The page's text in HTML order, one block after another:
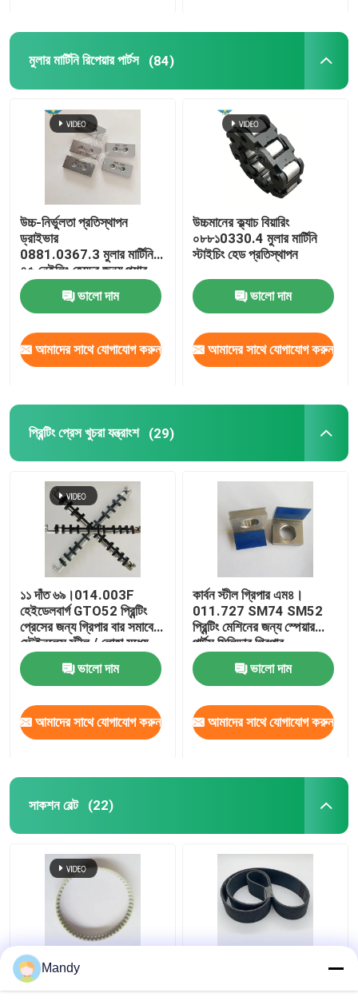
মুলার মার্টিনি রিপেয়ার পার্টস (84)
উচ্চ-নির্ভুলতা প্রতিস্থাপন
ড্রাইভার
0881.0367.3 মুলার মার্টিনি
৭৫ নেইলিং হেডের জন্য পুশার
ভালো দাম
আমাদের সাথে যোগাযোগ করুন
উচ্চমানের ক্ল্যাচ বিয়ারিং
০৮৮১0330.4 মুলার মার্টিনি
স্টাইচিং হেড প্রতিস্থাপন
ভালো দাম
আমাদের সাথে যোগাযোগ করুন
প্রিন্টিং প্রেস খুচরা যন্ত্রাংশ (29)
১১ দাঁত ৬৯।014.003F
হেইডেলবার্গ GTO52 প্রিন্টিং
প্রেসের জন্য গ্রিপার বার সমাবেশ
স্টেইনলেস স্টীল / লোহা মধ্যে
খুচরা যন্ত্রাংশ
ভালো দাম
আমাদের সাথে যোগাযোগ করুন
কার্বন স্টীল গ্রিপার এম৪।
011.727 SM74 SM52
প্রিন্টিং মেশিনের জন্য স্পেয়ার
পার্টস সিলিন্ডার গ্রিপার
ভালো দাম
আমাদের সাথে যোগাযোগ করুন
সাকশন বেল্ট (22)
অফসেট প্রেসের জন্য হালকা হলুদ
আমদানি করা পিভিসি প্রিন্টিং মেশিন
Mandy